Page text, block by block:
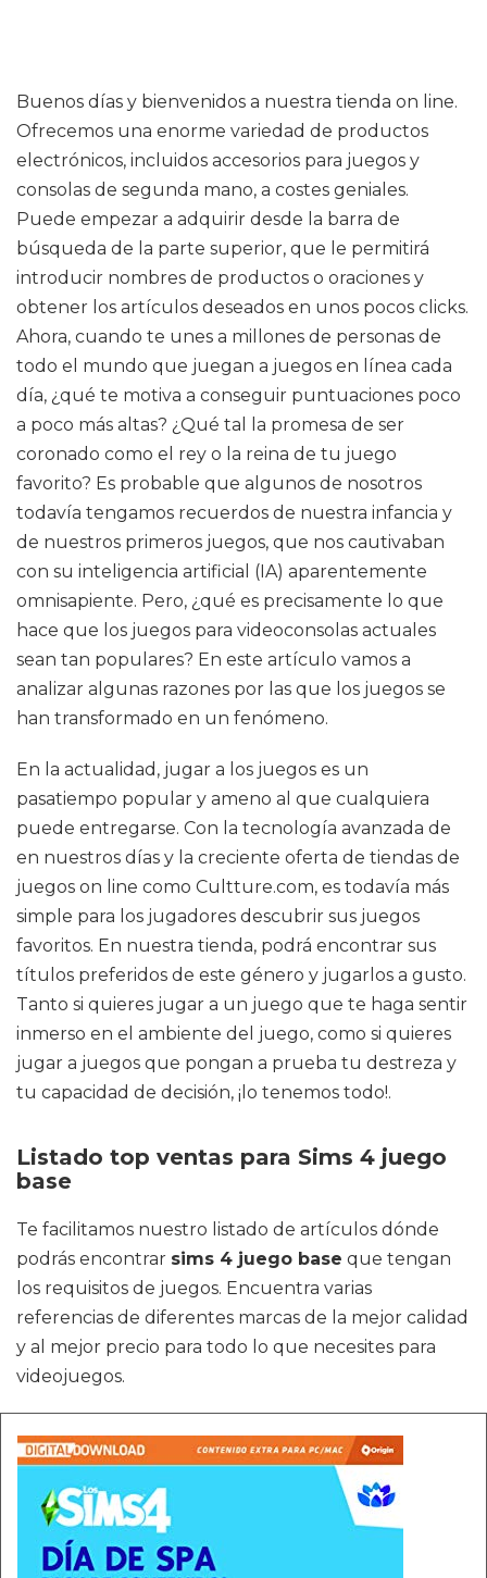
Buenos días y bienvenidos a nuestra tienda on line.
Ofrecemos una enorme variedad de productos
electrónicos, incluidos accesorios para juegos y
consolas de segunda mano, a costes geniales.
Puede empezar a adquirir desde la barra de
búsqueda de la parte superior, que le permitirá
introducir nombres de productos o oraciones y
obtener los artículos deseados en unos pocos clicks.
Ahora, cuando te unes a millones de personas de
todo el mundo que juegan a juegos en línea cada
día, ¿qué te motiva a conseguir puntuaciones poco
a poco más altas? ¿Qué tal la promesa de ser
coronado como el rey o la reina de tu juego
favorito? Es probable que algunos de nosotros
todavía tengamos recuerdos de nuestra infancia y
de nuestros primeros juegos, que nos cautivaban
con su inteligencia artificial (IA) aparentemente
omnisapiente. Pero, ¿qué es precisamente lo que
hace que los juegos para videoconsolas actuales
sean tan populares? En este artículo vamos a
analizar algunas razones por las que los juegos se
han transformado en un fenómeno.
En la actualidad, jugar a los juegos es un
pasatiempo popular y ameno al que cualquiera
puede entregarse. Con la tecnología avanzada de
en nuestros días y la creciente oferta de tiendas de
juegos on line como Cultture.com, es todavía más
simple para los jugadores descubrir sus juegos
favoritos. En nuestra tienda, podrá encontrar sus
títulos preferidos de este género y jugarlos a gusto.
Tanto si quieres jugar a un juego que te haga sentir
inmerso en el ambiente del juego, como si quieres
jugar a juegos que pongan a prueba tu destreza y
tu capacidad de decisión, ¡lo tenemos todo!.
Listado top ventas para Sims 4 juego
base
Te facilitamos nuestro listado de artículos dónde
podrás encontrar sims 4 juego base que tengan
los requisitos de juegos. Encuentra varias
referencias de diferentes marcas de la mejor calidad
y al mejor precio para todo lo que necesites para
videojuegos.